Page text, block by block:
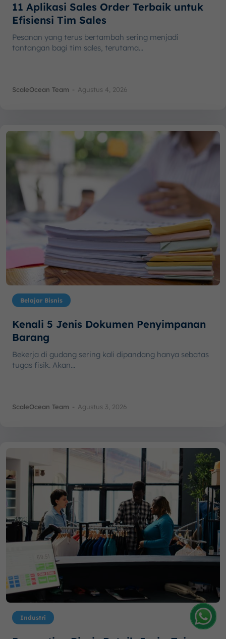
11 Aplikasi Sales Order Terbaik untuk
Efisiensi Tim Sales
Pesanan yang terus bertambah sering menjadi
tantangan bagi tim sales, terutama...
ScaleOcean Team - Agustus 4, 2026
Belajar Bisnis
Kenali 5 Jenis Dokumen Penyimpanan
Barang
Bekerja di gudang sering kali dipandang hanya sebatas
tugas fisik. Akan...
ScaleOcean Team - Agustus 3, 2026
Industri